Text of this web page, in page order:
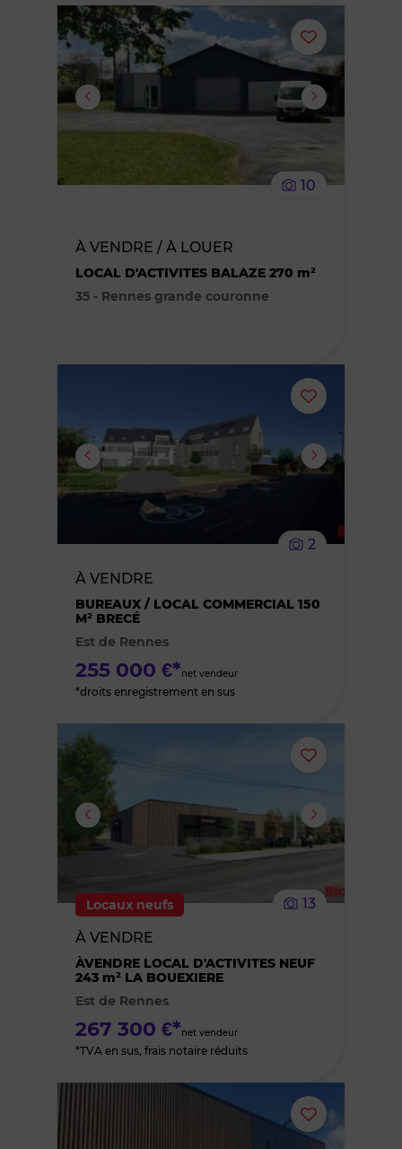
Ajouter
ou
supprimer
10
À VENDRE / À LOUER
LOCAL D'ACTIVITES BALAZE 270 m²
35 - Rennes grande couronne
Ajouter
ou
supprimer
des
2
À VENDRE
BUREAUX / LOCAL COMMERCIAL 150
M² BRECÉ
Est de Rennes
255 000 €*net vendeur
*droits enregistrement en sus
Ajouter
ou
supprimer
Locaux neufs
13
À VENDRE
ÀVENDRE LOCAL D'ACTIVITES NEUF
243 m² LA BOUEXIERE
Est de Rennes
267 300 €*net vendeur
*TVA en sus, frais notaire réduits
Ajouter